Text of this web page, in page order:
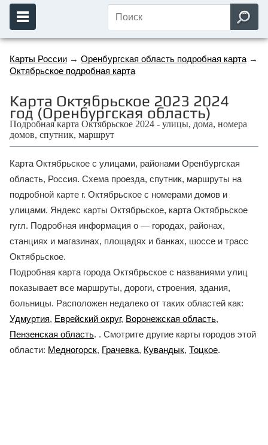
Карты России → Оренбургская область подробная карта →
Октябрьское подробная карта
Карта Октябрьское 2023 2024
год (Оренбургская область)
Подробная карта Октябрьское 2024 - улицы, дома, номера
домов, спутник, маршрут
Карта Октябрьское с улицами, районами Оренбургская
область, Россия. Схема проезда, спутник, маршруты на
подробной карте г. Октябрьское с номерами домов и
улицами. Яндекс карты Октябрьское, карта Октябрьское
гугл. Подробная информация о — городах, районах,
станциях и магазинах, площадях и банках, шоссе и трасс
Октябрьское.
Подробная карта города Октябрьское с названиями улиц
показывает все маршруты, дороги, строения, здания,
больницы. Расположен недалеко от таких областей как:
Удмуртия, Еврейский округ, Воронежская область,
Пензенская область. . Смотрите другие карты городов этой
области: Медногорск, Грачевка, Кувандык, Тоцкое.